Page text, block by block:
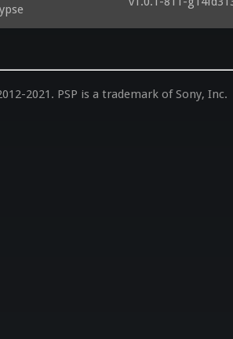
2021. PSP is a trademark of Sony, Inc.